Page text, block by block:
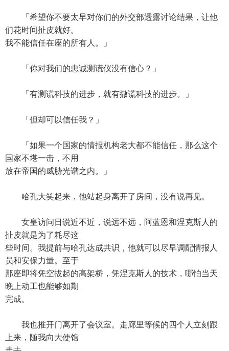
「希望你不要太早对你们的外交部透露讨论结果，让他
们花时间扯皮就好。
我不能信任在座的所有人。」
「你对我们的忠诚测谎仪没有信心？」
「有测谎科技的进步，就有撒谎科技的进步。」
「但却可以信任我？」
「如果一个国家的情报机构老大都不能信任，那么这个
国家不堪一击，不用
放在帝国的威胁光谱之内。」
哈孔大笑起来，他站起身离开了房间，没有说再见。
女皇访问日说近不近，说远不远，阿蓝恩和涅克斯人的
扯皮就是为了耗尽这
些时间。我提前与哈孔达成共识，他就可以尽早调配情报人
员和安保力量。至于
那座即将凭空拔起的高架桥，凭涅克斯人的技术，哪怕当天
晚上动工也能够如期
完成。
我也推开门离开了会议室。走廊里等候的四个人立刻跟
上来，随我向大使馆